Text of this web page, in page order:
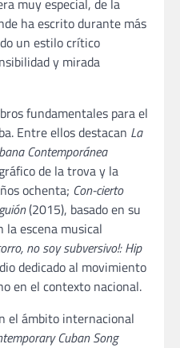
muy especial, de la
ha escrito durante más
un estilo crítico
y mirada
fundamentales para el
Entre ellos destacan La
Contemporánea
de la trova y la
ochenta; Con-cierto
(2015), basado en su
escena musical
no soy subversivo!: Hip
dedicado al movimiento
en el contexto nacional.
el ámbito internacional
Cuban Song